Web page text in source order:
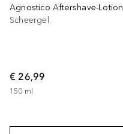
Agnostico Aftershave-Lotion
Scheergel
€ 26,99
150 ml